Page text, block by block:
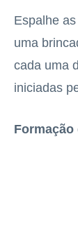
Espalhe
uma
cada uma
iniciadas
Formação